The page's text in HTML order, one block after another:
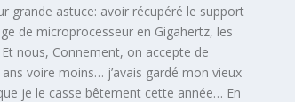
grande astuce: avoir récupéré le support
de microprocesseur en Gigahertz, les
nous, Connement, on accepte de
voire moins… j’avais gardé mon vieux
je le casse bêtement cette année… En